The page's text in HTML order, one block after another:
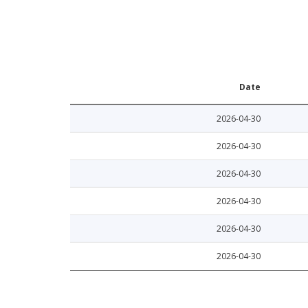
Date
2026-04-30
2026-04-30
2026-04-30
2026-04-30
2026-04-30
2026-04-30